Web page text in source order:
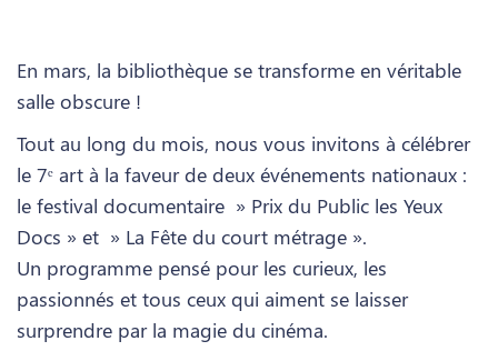
En mars, la bibliothèque se transforme en véritable
salle obscure !
Tout au long du mois, nous vous invitons à célébrer
le 7ᵉ art à la faveur de deux événements nationaux :
le festival documentaire » Prix du Public les Yeux
Docs » et » La Fête du court métrage ».
Un programme pensé pour les curieux, les
passionnés et tous ceux qui aiment se laisser
surprendre par la magie du cinéma.